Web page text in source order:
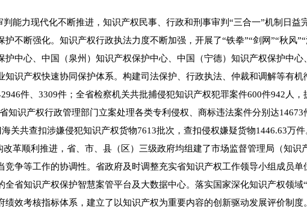
力现代化不断推进，知识产权民事、行政和刑事审判“三合一”机制日益
不断强化。知识产权行政执法力度不断加强，开展了“铁拳”“剑网”“秋风
中心、中国（泉州）知识产权保护中心、中国（宁德）知识产权保护中
识产权快速协同保护体系。构建司法保护、行政执法、仲裁和调解等有
件、3309件；全省检察机关共批捕侵犯知识产权犯罪案件600件942人
知识产权行政管理部门立案处理各类专利侵权、商标违法案件分别达
关共查扣涉嫌侵犯知识产权货物7613批次，查扣侵权嫌疑货物1446.63万件
顺利推进，省、市、县（区）三级政府均组建了市场监督管理局（知识
争等工作的协调性。省政府及时调整充实省知识产权工作领导小组成员
省知识产权保护智慧案管平台及大数据中心。落实国家深化知识产权领
效考核指标体系，建立了以知识产权为重要内容的创新驱动发展评价制